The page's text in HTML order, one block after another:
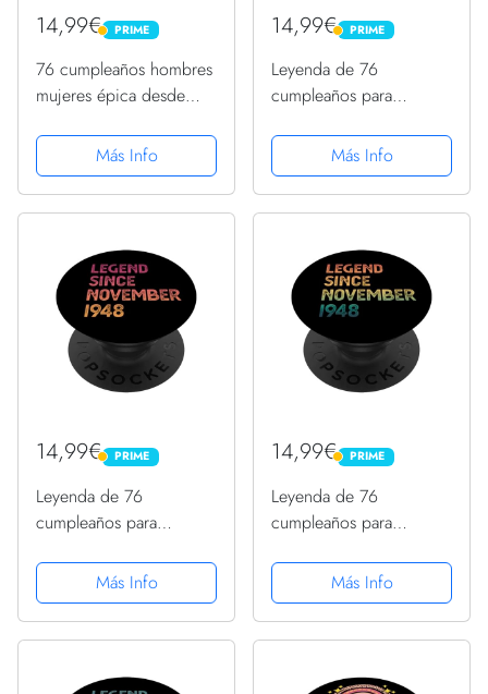
14,99€ PRIME
PRIME
76 cumpleaños hombres
mujeres épica desde
PopSockets PopGrip
Adhesivo
Más Info
14,99€ PRIME
PRIME
Leyenda de 76
cumpleaños para
desde noviembre de
1948 PopSockets
PopGrip Adhesivo
Más Info
14,99€ PRIME
PRIME
Leyenda de 76
cumpleaños para
desde noviembre de
1948 PopSockets
PopGrip Adhesivo
Más Info
14,99€ PRIME
PRIME
Leyenda de 76
cumpleaños para
desde noviembre de
1948 PopSockets
PopGrip Adhesivo
Más Info